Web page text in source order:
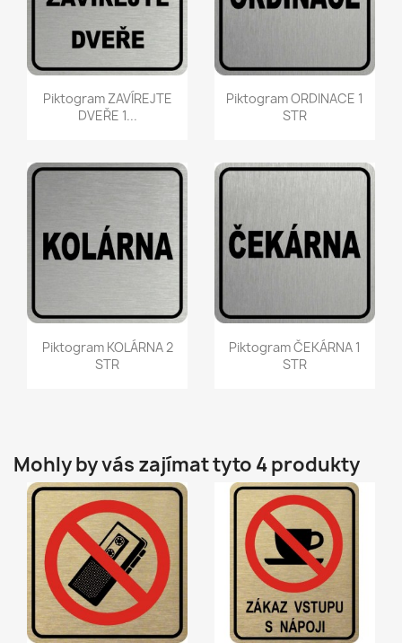
Rychlý náhled
Piktogram ZAVÍREJTE
DVEŘE 1...
Rychlý náhled
Piktogram ORDINACE 1
STR
Rychlý náhled
Piktogram KOLÁRNA 2
STR
Rychlý náhled
Piktogram ČEKÁRNA 1
STR
Mohly by vás zajímat tyto 4 produkty